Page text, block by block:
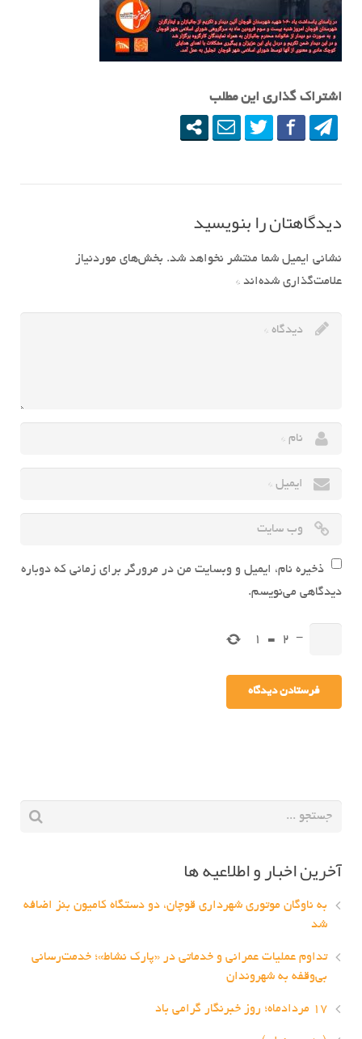
اشتراک گذاری این مطلب
دیدگاهتان را بنویسید
نشانی ایمیل شما منتشر نخواهد شد. بخش‌های موردنیاز
علامت‌گذاری شده‌اند *
ذخیره نام، ایمیل و وبسایت من در مرورگر برای زمانی که دوباره
دیدگاهی می‌نویسم.
−
2
=
1
آخرین اخبار و اطلاعیه ها
به ناوگان موتوری شهرداری قوچان، دو دستگاه کامیون بنز اضافه
شد
تداوم عملیات عمرانی و خدماتی در «پارک نشاط»؛ خدمت‌رسانی
بی‌وقفه به شهروندان
۱۷ مردادماه؛ روز خبرنگار گرامی باد